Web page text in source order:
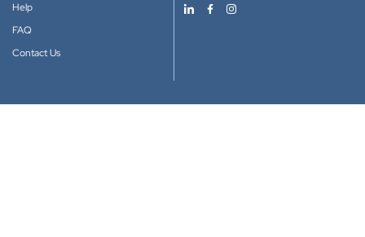
Help
FAQ
Contact Us